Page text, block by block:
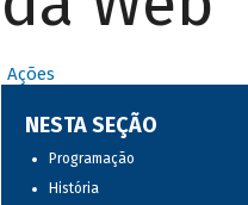
Ações
NESTA SEÇÃO
Programação
História